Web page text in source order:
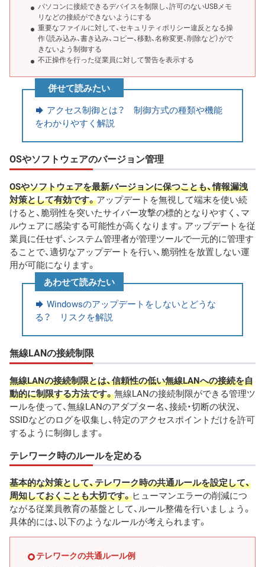
パソコンに接続できるデバイスを制限し、許可のないUSBメモ
リなどの接続ができないようにする
重要なファイルに対して、セキュリティポリシー違反となる操
作（読み込み、書き込み、コピー、移動、名称変更、削除など）がで
きないよう制御する
不正操作を行った従業員に対して警告を表示する
併せて読みたい
アクセス制御とは？ 制御方式の種類や機能
をわかりやすく解説
OSやソフトウェアのバージョン管理
OSやソフトウェアを最新バージョンに保つことも、情報漏洩
対策として有効です。アップデートを無視して端末を使い続
けると、脆弱性を突いたサイバー攻撃の標的となりやすく、マ
ルウェアに感染する可能性が高くなります。アップデートを従
業員に任せず、システム管理者が管理ツールで一元的に管理す
ることで、適切なアップデートを行い、脆弱性を放置しない運
用が可能になります。
あわせて読みたい
Windowsのアップデートをしないとどうな
る？ リスクを解説
無線LANの接続制限
無線LANの接続制限とは、信頼性の低い無線LANへの接続を自
動的に制限する方法です。無線LANの接続制限ができる管理ツ
ールを使って、無線LANのアダプター名、接続・切断の状況、
SSIDなどのログを収集し、特定のアクセスポイントだけを許可
するように制御します。
テレワーク時のルールを定める
基本的な対策として、テレワーク時の共通ルールを設定して、
周知しておくことも大切です。ヒューマンエラーの削減につ
ながる従業員教育の基盤として、ルール整備を行いましょう。
具体的には、以下のようなルールが考えられます。
テレワークの共通ルール例